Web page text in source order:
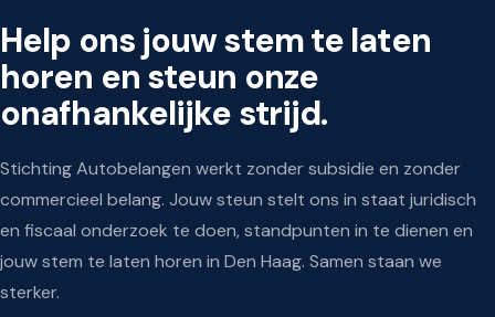
Help ons jouw stem te laten
horen en steun onze
onafhankelijke strijd.
Stichting Autobelangen werkt zonder subsidie en zonder
commercieel belang. Jouw steun stelt ons in staat juridisch
en fiscaal onderzoek te doen, standpunten in te dienen en
jouw stem te laten horen in Den Haag. Samen staan we
sterker.